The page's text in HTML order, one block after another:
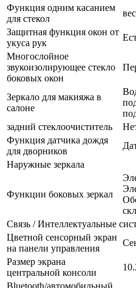
Функция одним касанием
для стекол
Защитная функция окон от
укуса рук
Многослойное
звукоизолирующее стекло
боковых окон
Зеркало для макияжа в
салоне
задний стеклоочиститель
Функция датчика дождя
для дворников
Наружные зеркала
Функции боковых зеркал
Связь / Интеллектуальные
Цветной сенсорный экран
на панели управления
Размер экрана
центральной консоли
Bluetooth/автомобильный